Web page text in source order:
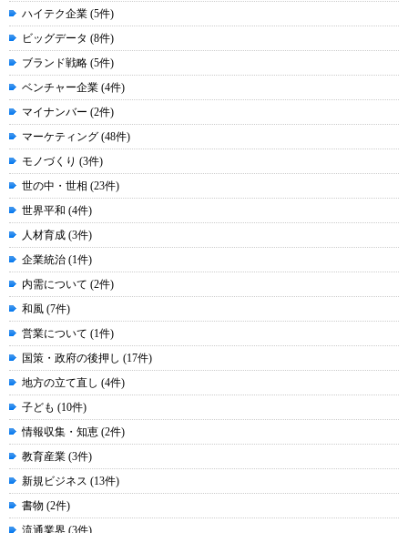
ハイテク企業 (5件)
ビッグデータ (8件)
ブランド戦略 (5件)
ベンチャー企業 (4件)
マイナンバー (2件)
マーケティング (48件)
モノづくり (3件)
世の中・世相 (23件)
世界平和 (4件)
人材育成 (3件)
企業統治 (1件)
内需について (2件)
和風 (7件)
営業について (1件)
国策・政府の後押し (17件)
地方の立て直し (4件)
子ども (10件)
情報収集・知恵 (2件)
教育産業 (3件)
新規ビジネス (13件)
書物 (2件)